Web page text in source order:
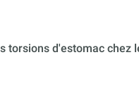
torsions d'estomac chez